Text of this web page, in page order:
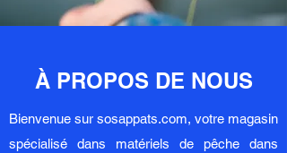
À PROPOS DE NOUS
Bienvenue sur sosappats.com, votre magasin
spécialisé dans matériels de pêche dans